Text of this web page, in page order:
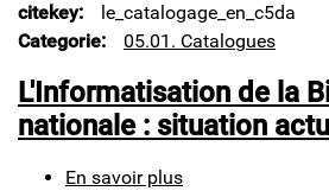
citekey
le_catalogage_en_c5da
Categorie
05.01. Catalogues
L'Informatisation de la
nationale : situation
En savoir plus